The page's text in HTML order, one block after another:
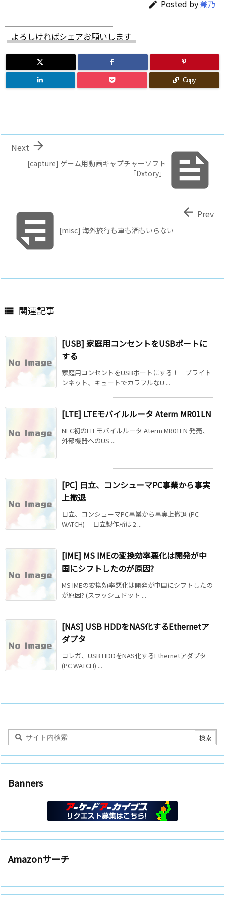
 Posted by兼乃
よろしければシェアお願いします
Copy

[capture] ゲーム用動画キャプチャーソフト
「Dxtory」

Next
[misc] 海外旅行も車も酒もいらない
 Prev
 関連記事
[USB] 家庭用コンセントをUSBポートに
する
家庭用コンセントをUSBポートにする！ ブライト
ンネット、キュートでカラフルなU ...
[LTE] LTEモバイルルータ Aterm MR01LN
NEC初のLTEモバイルルータ Aterm MR01LN 発売、
外部機器へのUS ...
[PC] 日立、コンシューマPC事業から事実
上撤退
日立、コンシューマPC事業から事実上撤退 (PC
WATCH) 日立製作所は2 ...
[IME] MS IMEの変換効率悪化は開発が中
国にシフトしたのが原因?
MS IMEの変換効率悪化は開発が中国にシフトしたの
が原因? (スラッシュドット ...
[NAS] USB HDDをNAS化するEthernetア
ダプタ
コレガ、USB HDDをNAS化するEthernetアダプタ
(PC WATCH) ...
Banners
Amazonサーチ